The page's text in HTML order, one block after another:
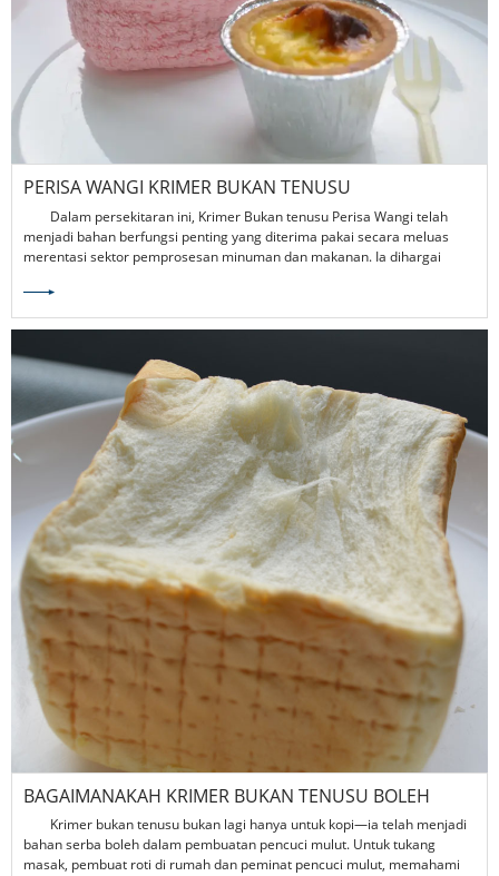
PERISA WANGI KRIMER BUKAN TENUSU
PERTUMBUHAN PASARAN: ADAKAH IA MENGUBAH
FORMULASI MINUMAN GLOBAL?
Dalam persekitaran ini, Krimer Bukan tenusu Perisa Wangi telah
menjadi bahan berfungsi penting yang diterima pakai secara meluas
merentasi sektor pemprosesan minuman dan makanan. Ia dihargai
mulut, dan menyediakan pengemulsi yang stabil dalam pelbagai aplikasi.
BAGAIMANAKAH KRIMER BUKAN TENUSU BOLEH
MENINGKATKAN PENGALAMAN PENCUCI MULUT
ANDA?Krimer bukan tenusu bukan lagi hanya untuk kopi—ia telah menjadi
bahan serba boleh dalam pembuatan pencuci mulut. Untuk tukang
masak, pembuat roti di rumah dan peminat pencuci mulut, memahami